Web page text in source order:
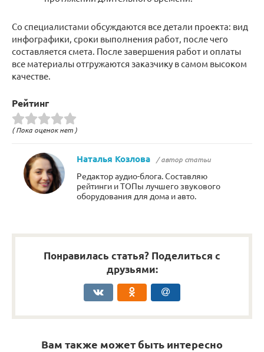
Со специалистами обсуждаются все детали проекта: вид
инфографики, сроки выполнения работ, после чего
составляется смета. После завершения работ и оплаты
все материалы отгружаются заказчику в самом высоком
качестве.
Рейтинг
( Пока оценок нет )
Наталья Козлова / автор статьи
Редактор аудио-блога. Составляю
рейтинги и ТОПы лучшего звукового
оборудования для дома и авто.
Понравилась статья? Поделиться с
друзьями:
Вам также может быть интересно